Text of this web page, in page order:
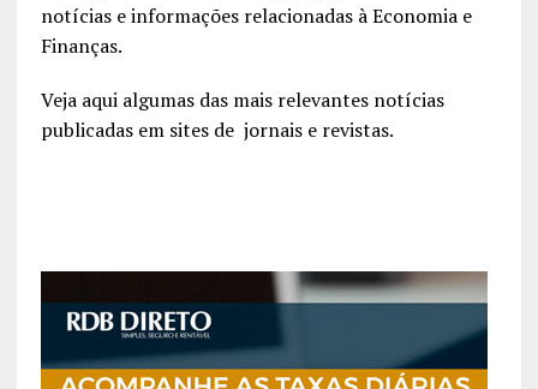
notícias e informações relacionadas à Economia e
Finanças.
Veja aqui algumas das mais relevantes notícias
publicadas em sites de jornais e revistas.